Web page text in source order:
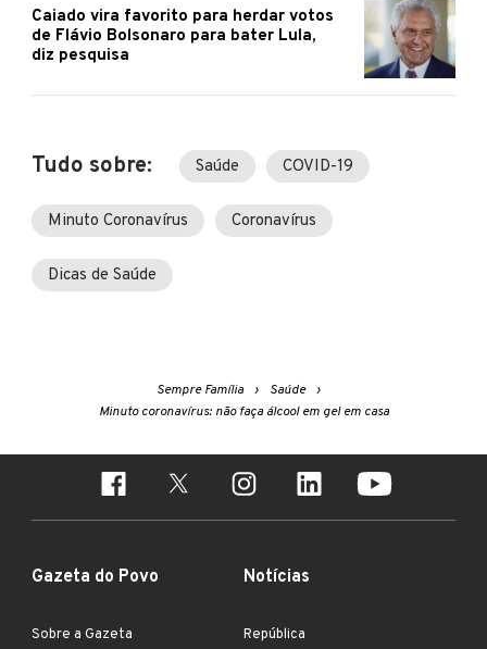
Caiado vira favorito para herdar votos
de Flávio Bolsonaro para bater Lula,
diz pesquisa
Tudo sobre: Saúde COVID-19
Minuto Coronavírus Coronavírus
Dicas de Saúde
Sempre Família
Saúde
Minuto coronavírus: não faça álcool em gel em casa
Gazeta do Povo
Sobre a Gazeta
Notícias
República